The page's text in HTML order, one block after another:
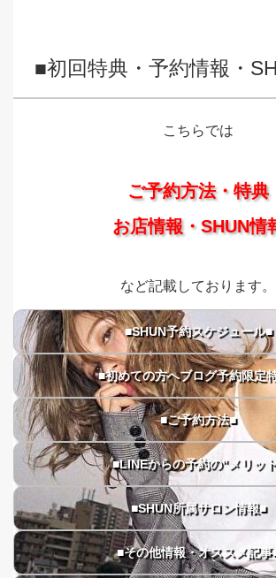
■初回特典・予約情報・
こちらでは
ご予約方法・特典
お店情報・SHUN情
など記載しております。
■SHUN予約スケジュール■
■初めての方へブログ予約限定
■ご予約方法■
■LINEからの予約の"メリッ
■SHUN所属サロン情報■
■その他情報・オススメ記事